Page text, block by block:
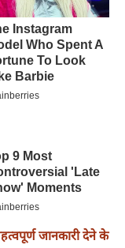
जानकारी देने के